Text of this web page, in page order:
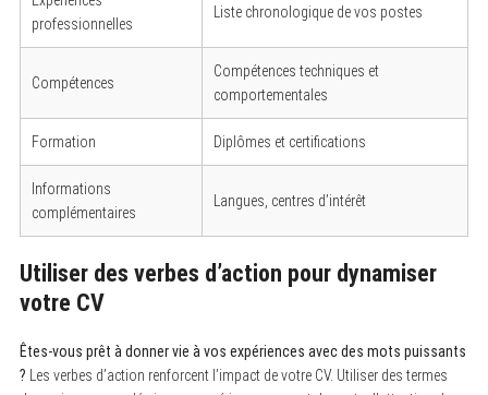
professionnelles
Liste chronologique de vos postes
Compétences
Compétences techniques et
comportementales
Formation Diplômes et certifications
Informations
complémentaires
Langues, centres d’intérêt
Utiliser des verbes d’action pour dynamiser
votre CV
Êtes-vous prêt à donner vie à vos expériences avec des mots puissants
? Les verbes d’action renforcent l’impact de votre CV. Utiliser des termes
e
c
h